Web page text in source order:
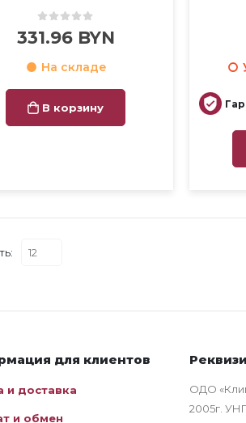
331.96 BYN
На складе
В корзину
для клиентов
и доставка
и обмен
ОДО
2005г.